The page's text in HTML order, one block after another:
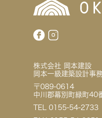
株式会社 岡本建設
岡本一級建築設計事
〒089-0614
中川郡幕別町緑町40
TEL 0155-54-2733